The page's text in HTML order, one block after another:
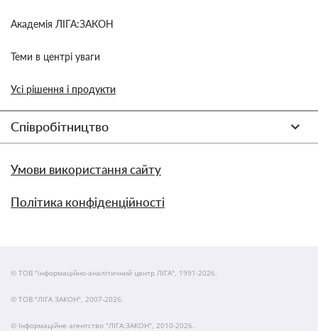
Академія ЛІГА:ЗАКОН
Теми в центрі уваги
Усі рішення і продукти
Співробітництво
Умови використання сайту
Політика конфіденційності
© ТОВ "інформаційно-аналітичний центр ЛІГА", 1991-2026.
© ТОВ "ЛІГА ЗАКОН", 2007-2026.
© Інформаційне агентство "ЛІГА:ЗАКОН", 2010-2026.